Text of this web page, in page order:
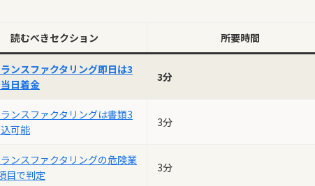
読むべきセクション 所要時間
ンスファクタリング即日は3
日着金
3分
ンスファクタリングは書類3
可能
3分
ンスファクタリングの危険業
目で判定
3分